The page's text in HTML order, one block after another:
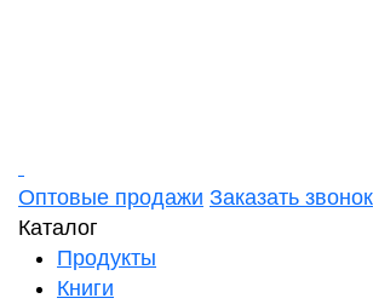
Оптовые продажи Заказать звонок
Каталог
Продукты
Книги